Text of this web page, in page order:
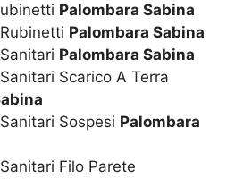
Palombara Sabina
Palombara Sabina
Palombara Sabina
Scarico A Terra
Sospesi Palombara
Filo Parete